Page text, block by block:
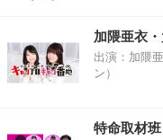
加隈亜衣
出演：加隈
ン）
特命取材